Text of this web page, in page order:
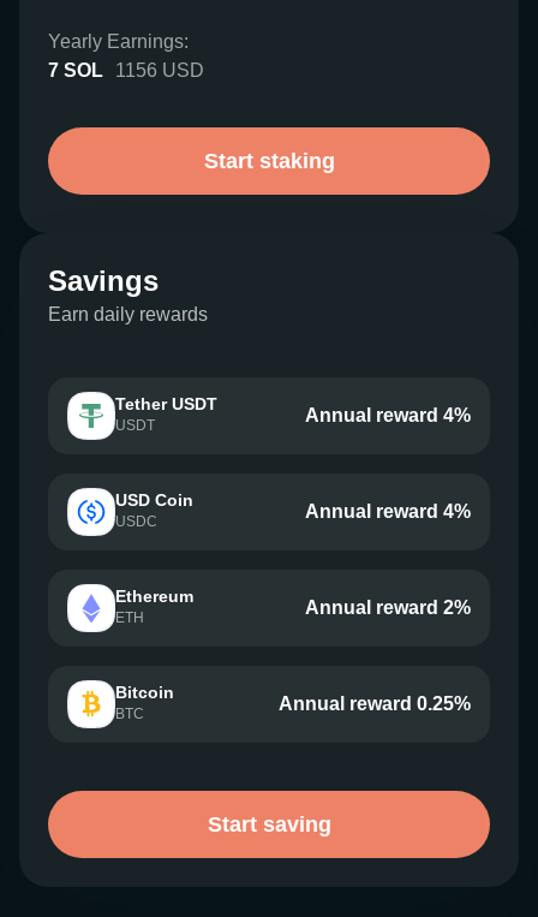
Yearly Earnings:
7 SOL 1156 USD
Start staking
Savings
Earn daily rewards
Tether USDT
USDT Annual reward 4%
USD Coin
USDC Annual reward 4%
Ethereum
ETH Annual reward 2%
Bitcoin
BTC Annual reward 0.25%
Start saving